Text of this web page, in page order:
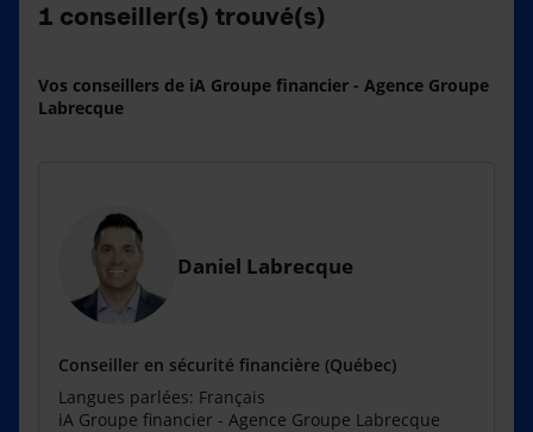
1 conseiller(s) trouvé(s)
Vos conseillers de iA Groupe financier - Agence Groupe
Labrecque
Daniel Labrecque
Conseiller en sécurité financière (Québec)
Langues parlées: Français
iA Groupe financier - Agence Groupe Labrecque